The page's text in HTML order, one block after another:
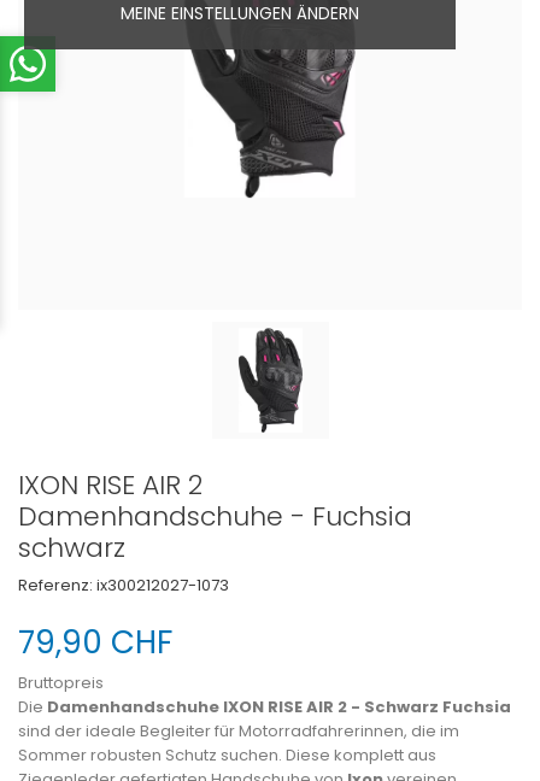
MEINE EINSTELLUNGEN ÄNDERN
IXON RISE AIR 2
Damenhandschuhe - Fuchsia
schwarz
Referenz: ix300212027-1073
79,90 CHF
Bruttopreis
Die Damenhandschuhe IXON RISE AIR 2 - Schwarz Fuchsia
sind der ideale Begleiter für Motorradfahrerinnen, die im
Sommer robusten Schutz suchen. Diese komplett aus